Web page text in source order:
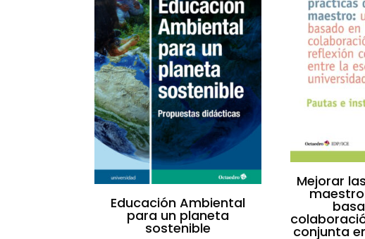
Educación Ambiental
para un planeta
sostenible
Mejorar
conjunta